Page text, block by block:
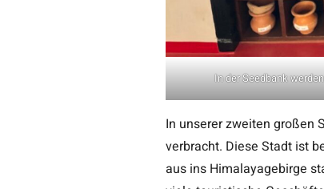
In der Seedbank
In unserer zweiten großen
verbracht. Diese Stadt ist
aus ins Himalayagebirge